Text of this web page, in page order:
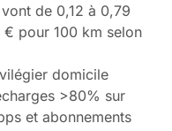
de 0,12 à 0,79
pour 100 km selon
domicile
>80% sur
et abonnements